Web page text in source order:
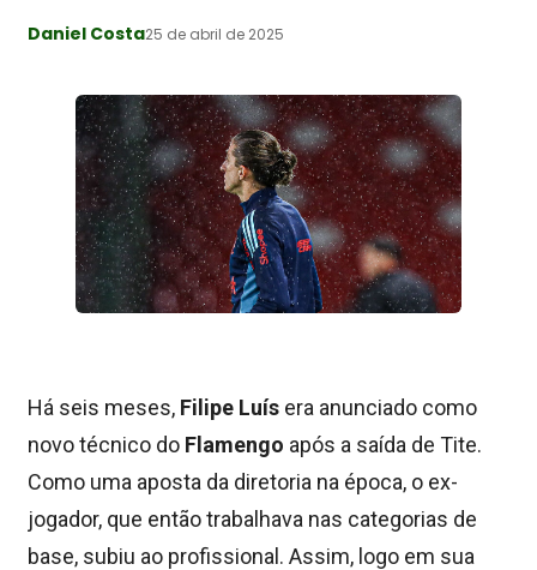
Daniel Costa25 de abril de 2025
Há seis meses, Filipe Luís era anunciado como
novo técnico do Flamengo após a saída de Tite.
Como uma aposta da diretoria na época, o ex-
jogador, que então trabalhava nas categorias de
base, subiu ao profissional. Assim, logo em sua